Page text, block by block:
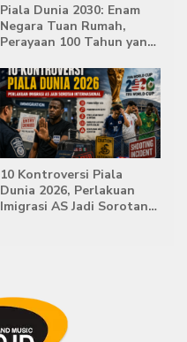
Piala Dunia 2030: Enam
Negara Tuan Rumah,
Perayaan 100 Tahun yang
10 Kontroversi Piala
Dunia 2026, Perlakuan
Imigrasi AS Jadi Sorotan